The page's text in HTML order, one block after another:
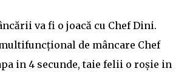
va fi o joacă cu Chef Dini.
de mâncare Chef
in 4 secunde, taie felii o roșie in